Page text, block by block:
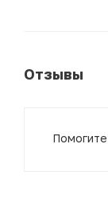
Отзывы